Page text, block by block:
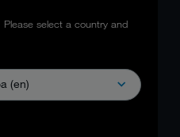
Please select a country and
(en)